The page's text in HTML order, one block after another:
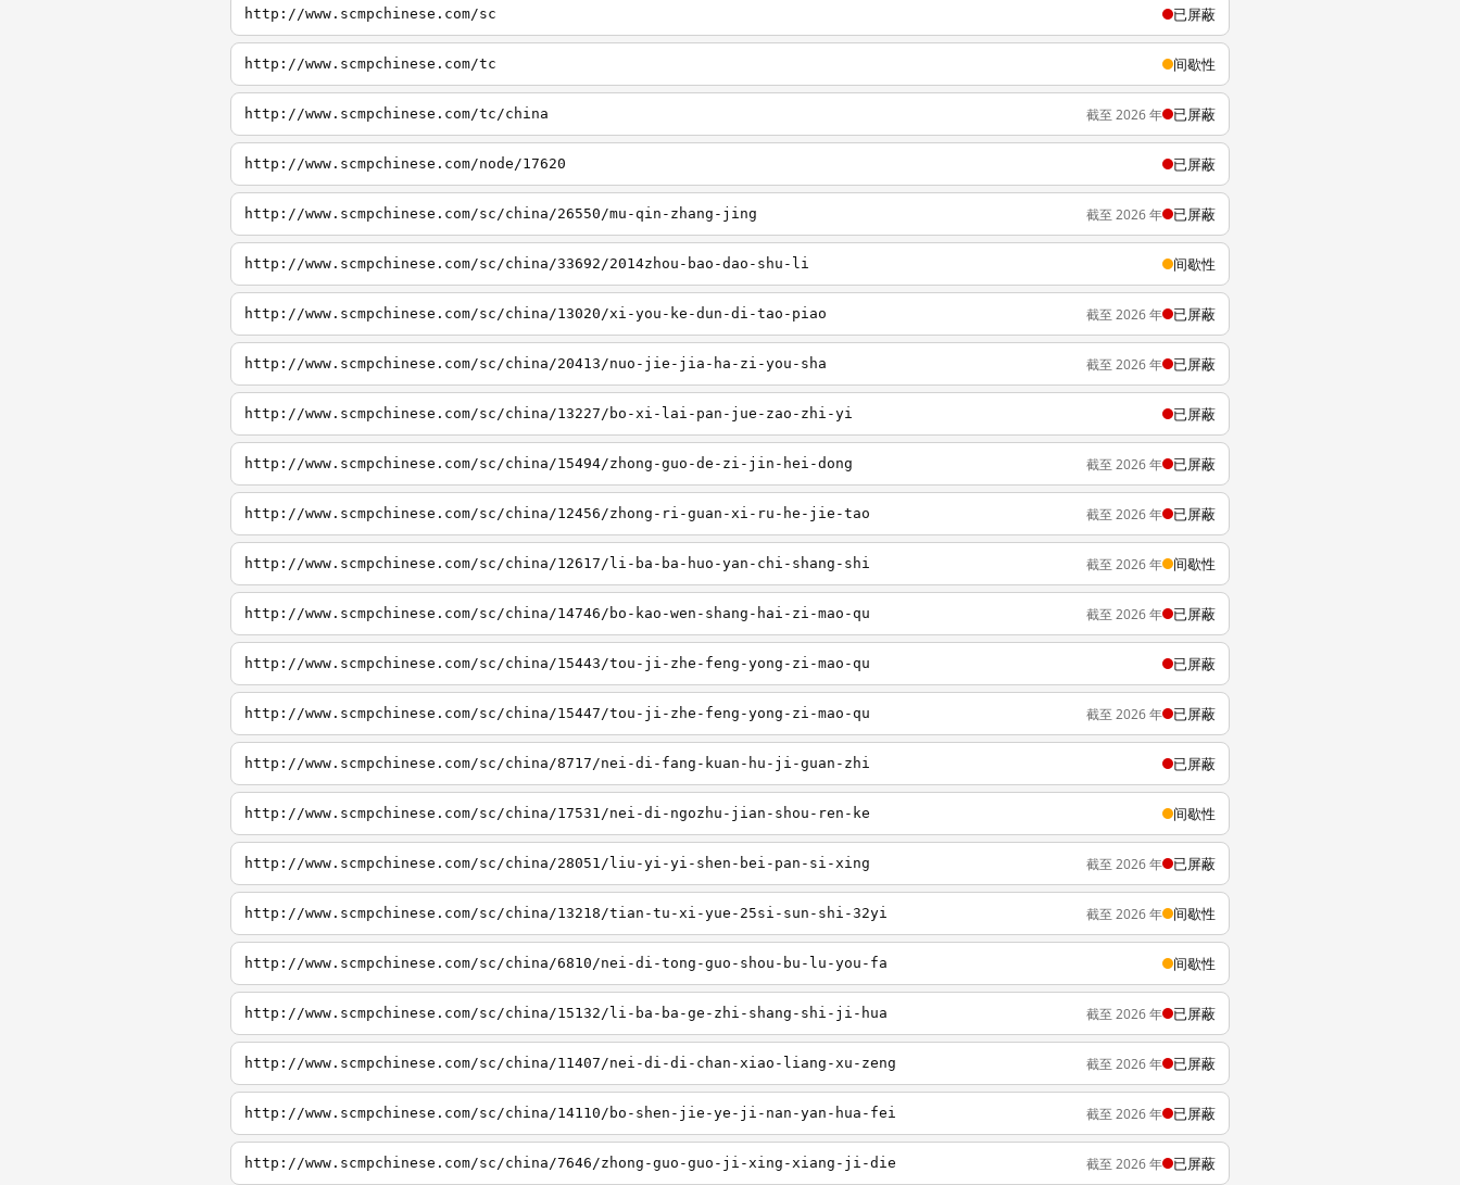
http://www.scmpchinese.com/sc 已屏蔽
http://www.scmpchinese.com/tc 间歇性
http://www.scmpchinese.com/tc/china 截至 2026 年 已屏蔽
http://www.scmpchinese.com/node/17620 已屏蔽
http://www.scmpchinese.com/sc/china/26550/mu-qin-zhang-jing 截至 2026 年 已屏蔽
http://www.scmpchinese.com/sc/china/33692/2014zhou-bao-dao-shu-li 间歇性
http://www.scmpchinese.com/sc/china/13020/xi-you-ke-dun-di-tao-piao 截至 2026 年 已屏蔽
http://www.scmpchinese.com/sc/china/20413/nuo-jie-jia-ha-zi-you-sha 截至 2026 年 已屏蔽
http://www.scmpchinese.com/sc/china/13227/bo-xi-lai-pan-jue-zao-zhi-yi 已屏蔽
http://www.scmpchinese.com/sc/china/15494/zhong-guo-de-zi-jin-hei-dong 截至 2026 年 已屏蔽
http://www.scmpchinese.com/sc/china/12456/zhong-ri-guan-xi-ru-he-jie-tao 截至 2026 年 已屏蔽
http://www.scmpchinese.com/sc/china/12617/li-ba-ba-huo-yan-chi-shang-shi 截至 2026 年 间歇性
http://www.scmpchinese.com/sc/china/14746/bo-kao-wen-shang-hai-zi-mao-qu 截至 2026 年 已屏蔽
http://www.scmpchinese.com/sc/china/15443/tou-ji-zhe-feng-yong-zi-mao-qu 已屏蔽
http://www.scmpchinese.com/sc/china/15447/tou-ji-zhe-feng-yong-zi-mao-qu 截至 2026 年 已屏蔽
http://www.scmpchinese.com/sc/china/8717/nei-di-fang-kuan-hu-ji-guan-zhi 已屏蔽
http://www.scmpchinese.com/sc/china/17531/nei-di-ngozhu-jian-shou-ren-ke 间歇性
http://www.scmpchinese.com/sc/china/28051/liu-yi-yi-shen-bei-pan-si-xing 截至 2026 年 已屏蔽
http://www.scmpchinese.com/sc/china/13218/tian-tu-xi-yue-25si-sun-shi-32yi 截至 2026 年 间歇性
http://www.scmpchinese.com/sc/china/6810/nei-di-tong-guo-shou-bu-lu-you-fa 间歇性
http://www.scmpchinese.com/sc/china/15132/li-ba-ba-ge-zhi-shang-shi-ji-hua 截至 2026 年 已屏蔽
http://www.scmpchinese.com/sc/china/11407/nei-di-di-chan-xiao-liang-xu-zeng 截至 2026 年 已屏蔽
http://www.scmpchinese.com/sc/china/14110/bo-shen-jie-ye-ji-nan-yan-hua-fei 截至 2026 年 已屏蔽
http://www.scmpchinese.com/sc/china/7646/zhong-guo-guo-ji-xing-xiang-ji-die 截至 2026 年 已屏蔽